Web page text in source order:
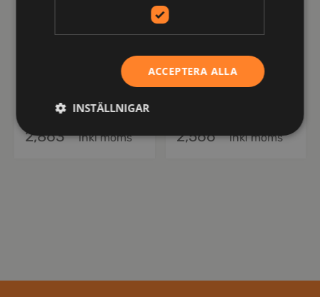
FLAM, klass 2
2,863 inkl moms
100328
2,566 inkl moms
ACCEPTERA ALLA
INSTÄLLNIGAR